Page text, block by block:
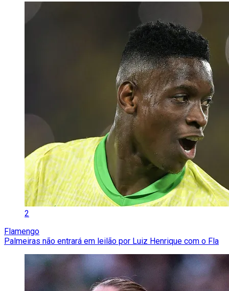
2
Flamengo
Palmeiras não entrará em leilão por Luiz Henrique com o Fla